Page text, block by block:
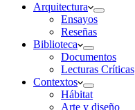
Arquitectura
Ensayos
Reseñas
Biblioteca
Documentos
Lecturas Críticas
Contextos
Hábitat
Arte y diseño